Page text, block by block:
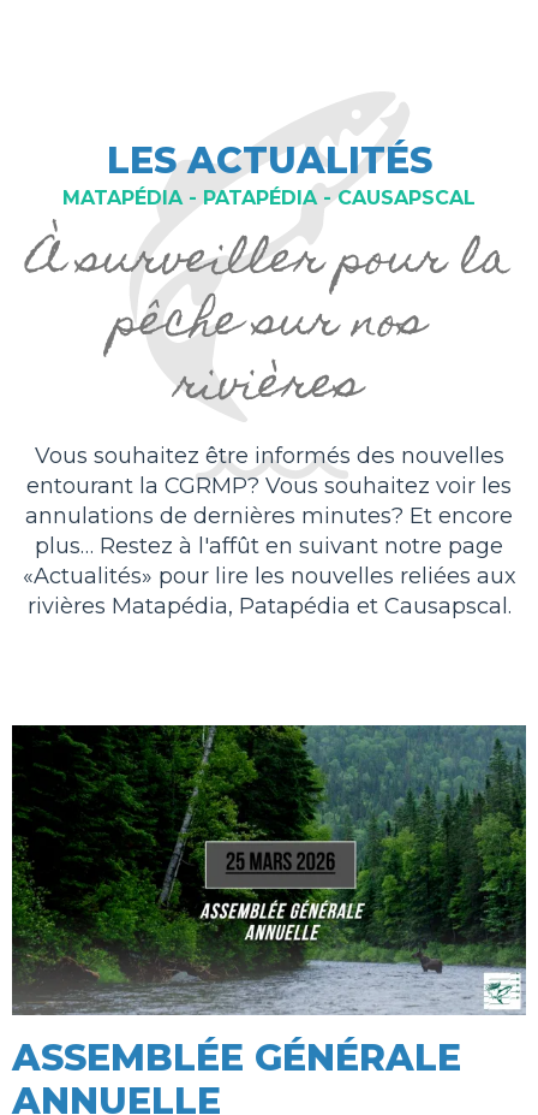
LES ACTUALITÉS
MATAPÉDIA - PATAPÉDIA - CAUSAPSCAL
À surveiller pour la
pêche sur nos
rivières
Vous souhaitez être informés des nouvelles
entourant la CGRMP? Vous souhaitez voir les
annulations de dernières minutes? Et encore
plus… Restez à l'affût en suivant notre page
«Actualités» pour lire les nouvelles reliées aux
rivières Matapédia, Patapédia et Causapscal.
ASSEMBLÉE GÉNÉRALE
ANNUELLE